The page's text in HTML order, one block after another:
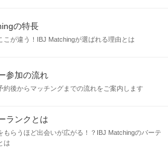
の特長
こが違う！IBJ Matchingが選ばれる理由とは
参加の流れ
約後からマッチングまでの流れをご案内します
ランクとは
もらうほど出会いが広がる！？IBJ Matchingのパーテ
は